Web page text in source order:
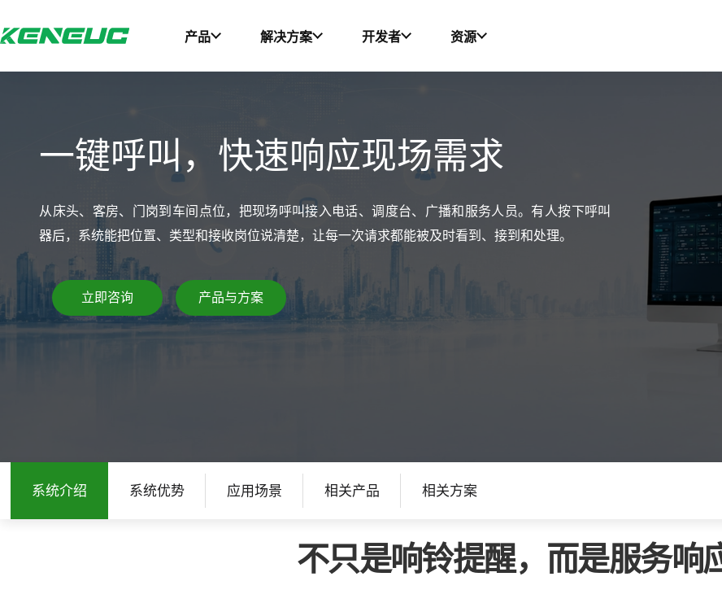
产品 解决方案 开发者 资源
一键呼叫，快速响应现场需求
从床头、客房、门岗到车间点位，把现场呼叫接入电话、调度台、广播和服务人员。有人按下呼叫
器后，系统能把位置、类型和接收岗位说清楚，让每一次请求都能被及时看到、接到和处理。
立即咨询 产品与方案
系统介绍 系统优势 应用场景 相关产品 相关方案
不只是响铃提醒，而是服务响